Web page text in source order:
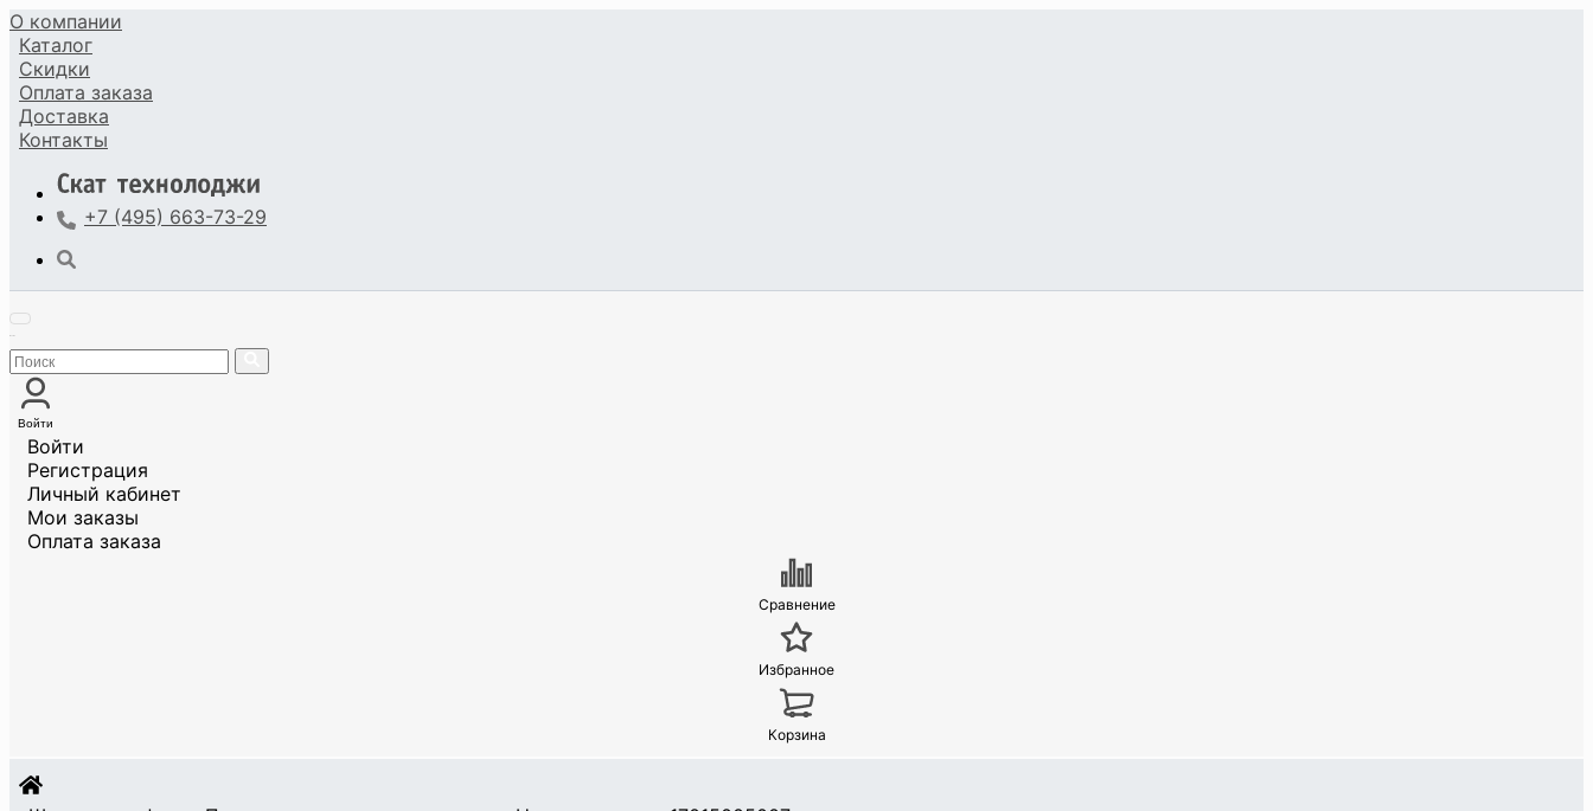
О компании
Каталог
Скидки
Оплата заказа
Доставка
Контакты
+7 (495) 663-73-29
Войти
Войти
Регистрация
Личный кабинет
Мои заказы
Оплата заказа
Сравнение
Избранное
Корзина